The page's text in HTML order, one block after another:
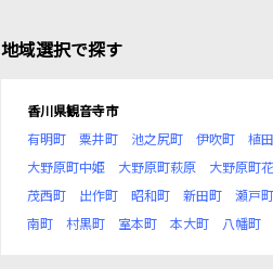
地域選択で探す
香川県観音寺市
有明町
粟井町 池之尻町 伊吹町 植
大野原町中姫
大野原町萩原 大野原町
茂西町
出作町 昭和町 新田町 瀬戸町
南町
村黒町 室本町 本大町 八幡町